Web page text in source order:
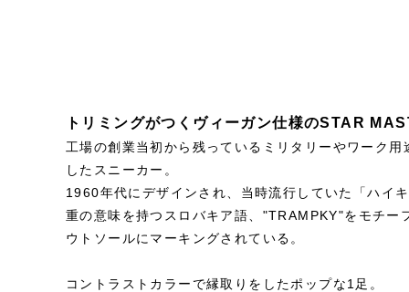
トリミングがつくヴィーガン仕様のSTAR
工場の創業当初から残っているミリタリーやワーク
したスニーカー。
1960年代にデザインされ、当時流行していた「ハイ
重の意味を持つスロバキア語、"TRAMPKY"をモチー
ウトソールにマーキングされている。
コントラストカラーで縁取りをしたポップな1足。